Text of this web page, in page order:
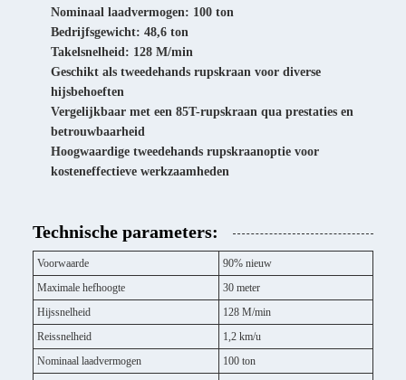
Nominaal laadvermogen: 100 ton
Bedrijfsgewicht: 48,6 ton
Takelsnelheid: 128 M/min
Geschikt als tweedehands rupskraan voor diverse
hijsbehoeften
Vergelijkbaar met een 85T-rupskraan qua prestaties en
betrouwbaarheid
Hoogwaardige tweedehands rupskraanoptie voor
kosteneffectieve werkzaamheden
Technische parameters:
Voorwaarde
90% nieuw
Maximale hefhoogte
30 meter
Hijssnelheid
128 M/min
Reissnelheid
1,2 km/u
Nominaal laadvermogen
100 ton